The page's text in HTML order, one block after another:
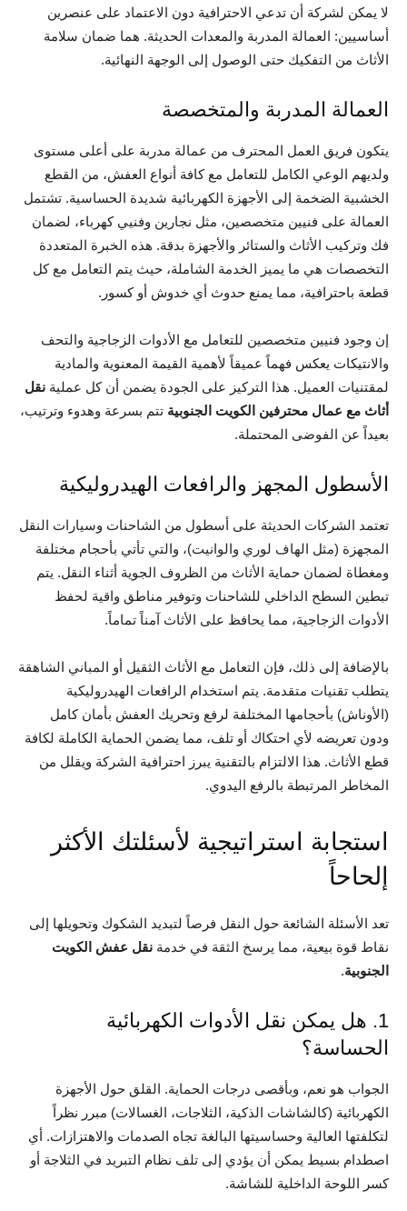
لا يمكن لشركة أن تدعي الاحترافية دون الاعتماد على عنصرين
أساسيين: العمالة المدربة والمعدات الحديثة. هما ضمان سلامة
الأثاث من التفكيك حتى الوصول إلى الوجهة النهائية.
العمالة المدربة والمتخصصة
يتكون فريق العمل المحترف من عمالة مدربة على أعلى مستوى
ولديهم الوعي الكامل للتعامل مع كافة أنواع العفش، من القطع
الخشبية الضخمة إلى الأجهزة الكهربائية شديدة الحساسية. تشتمل
العمالة على فنيين متخصصين، مثل نجارين وفنيي كهرباء، لضمان
فك وتركيب الأثاث والستائر والأجهزة بدقة. هذه الخبرة المتعددة
التخصصات هي ما يميز الخدمة الشاملة، حيث يتم التعامل مع كل
قطعة باحترافية، مما يمنع حدوث أي خدوش أو كسور.
إن وجود فنيين متخصصين للتعامل مع الأدوات الزجاجية والتحف
والانتيكات يعكس فهماً عميقاً لأهمية القيمة المعنوية والمادية
لمقتنيات العميل. هذا التركيز على الجودة يضمن أن كل عملية نقل
أثاث مع عمال محترفين الكويت الجنوبية تتم بسرعة وهدوء وترتيب،
بعيداً عن الفوضى المحتملة.
الأسطول المجهز والرافعات الهيدروليكية
تعتمد الشركات الحديثة على أسطول من الشاحنات وسيارات النقل
المجهزة (مثل الهاف لوري والوانيت)، والتي تأتي بأحجام مختلفة
ومغطاة لضمان حماية الأثاث من الظروف الجوية أثناء النقل. يتم
تبطين السطح الداخلي للشاحنات وتوفير مناطق واقية لحفظ
الأدوات الزجاجية، مما يحافظ على الأثاث آمناً تماماً.
بالإضافة إلى ذلك، فإن التعامل مع الأثاث الثقيل أو المباني الشاهقة
يتطلب تقنيات متقدمة. يتم استخدام الرافعات الهيدروليكية
(الأوناش) بأحجامها المختلفة لرفع وتحريك العفش بأمان كامل
ودون تعريضه لأي احتكاك أو تلف، مما يضمن الحماية الكاملة لكافة
قطع الأثاث. هذا الالتزام بالتقنية يبرز احترافية الشركة ويقلل من
المخاطر المرتبطة بالرفع اليدوي.
استجابة استراتيجية لأسئلتك الأكثر
إلحاحاً
تعد الأسئلة الشائعة حول النقل فرصاً لتبديد الشكوك وتحويلها إلى
نقاط قوة بيعية، مما يرسخ الثقة في خدمة نقل عفش الكويت
الجنوبية.
1. هل يمكن نقل الأدوات الكهربائية
الحساسة؟
الجواب هو نعم، وبأقصى درجات الحماية. القلق حول الأجهزة
الكهربائية (كالشاشات الذكية، الثلاجات، الغسالات) مبرر نظراً
لتكلفتها العالية وحساسيتها البالغة تجاه الصدمات والاهتزازات. أي
اصطدام بسيط يمكن أن يؤدي إلى تلف نظام التبريد في الثلاجة أو
كسر اللوحة الداخلية للشاشة.